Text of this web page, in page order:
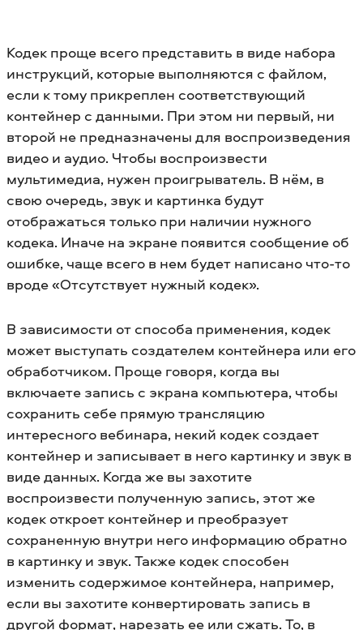
Кодек проще всего представить в виде набора
инструкций, которые выполняются с файлом,
если к тому прикреплен соответствующий
контейнер с данными. При этом ни первый, ни
второй не предназначены для воспроизведения
видео и аудио. Чтобы воспроизвести
мультимедиа, нужен проигрыватель. В нём, в
свою очередь, звук и картинка будут
отображаться только при наличии нужного
кодека. Иначе на экране появится сообщение об
ошибке, чаще всего в нем будет написано что-то
вроде «Отсутствует нужный кодек».
В зависимости от способа применения, кодек
может выступать создателем контейнера или его
обработчиком. Проще говоря, когда вы
включаете запись с экрана компьютера, чтобы
сохранить себе прямую трансляцию
интересного вебинара, некий кодек создает
контейнер и записывает в него картинку и звук в
виде данных. Когда же вы захотите
воспроизвести полученную запись, этот же
кодек откроет контейнер и преобразует
сохраненную внутри него информацию обратно
в картинку и звук. Также кодек способен
изменить содержимое контейнера, например,
если вы захотите конвертировать запись в
другой формат, нарезать ее или сжать. То, в